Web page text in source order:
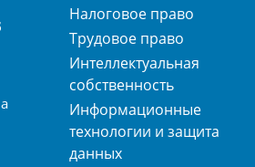
Налоговое право
Трудовое право
Интеллектуальная
собственность
Информационные
технологии и защита
данных